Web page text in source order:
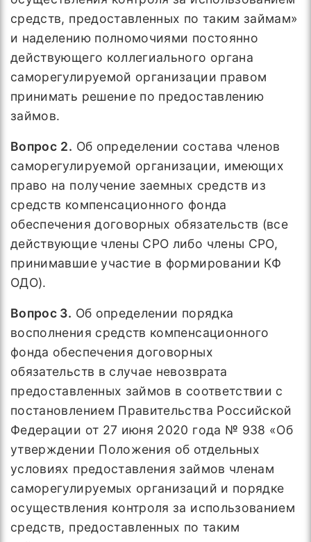
средств, предоставленных по таким займам»
и наделению полномочиями постоянно
действующего коллегиального органа
саморегулируемой организации правом
принимать решение по предоставлению
займов.
Вопрос 2. Об определении состава членов
саморегулируемой организации, имеющих
право на получение заемных средств из
средств компенсационного фонда
обеспечения договорных обязательств (все
действующие члены СРО либо члены СРО,
принимавшие участие в формировании КФ
ОДО).
Вопрос 3. Об определении порядка
восполнения средств компенсационного
фонда обеспечения договорных
обязательств в случае невозврата
предоставленных займов в соответствии с
постановлением Правительства Российской
Федерации от 27 июня 2020 года № 938 «Об
утверждении Положения об отдельных
условиях предоставления займов членам
саморегулируемых организаций и порядке
осуществления контроля за использованием
средств, предоставленных по таким